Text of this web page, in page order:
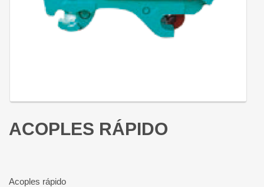
ACOPLES RÁPIDO
Acoples rápido